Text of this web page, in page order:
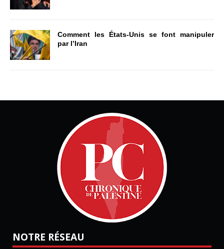
Comment les États-Unis se font manipuler
par l’Iran
NOTRE RÉSEAU